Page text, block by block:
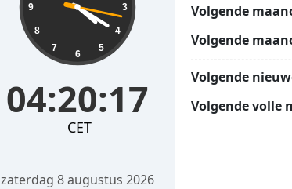
3
4
5
6
7
8
9
04:20:19
CET
zaterdag 8 augustus 2026
Volgende
Volgende
Volgende
Volgende volle